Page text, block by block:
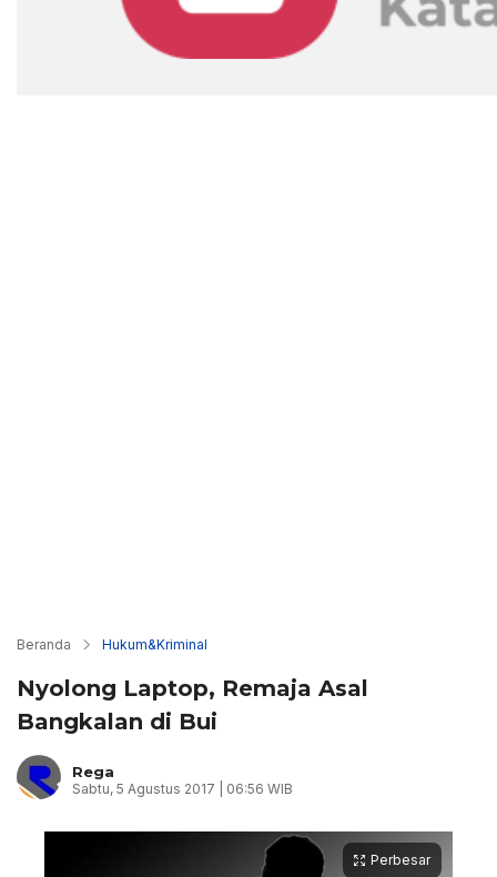
Beranda Hukum&Kriminal
Nyolong Laptop, Remaja Asal
Bangkalan di Bui
Rega
Sabtu, 5 Agustus 2017 | 06:56 WIB
Perbesar